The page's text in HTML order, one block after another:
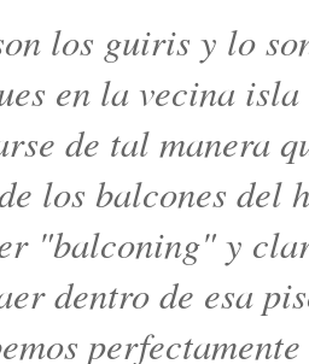
los guiris y lo
en la vecina
de tal manera
los balcones del
"balconing" y
dentro de esa